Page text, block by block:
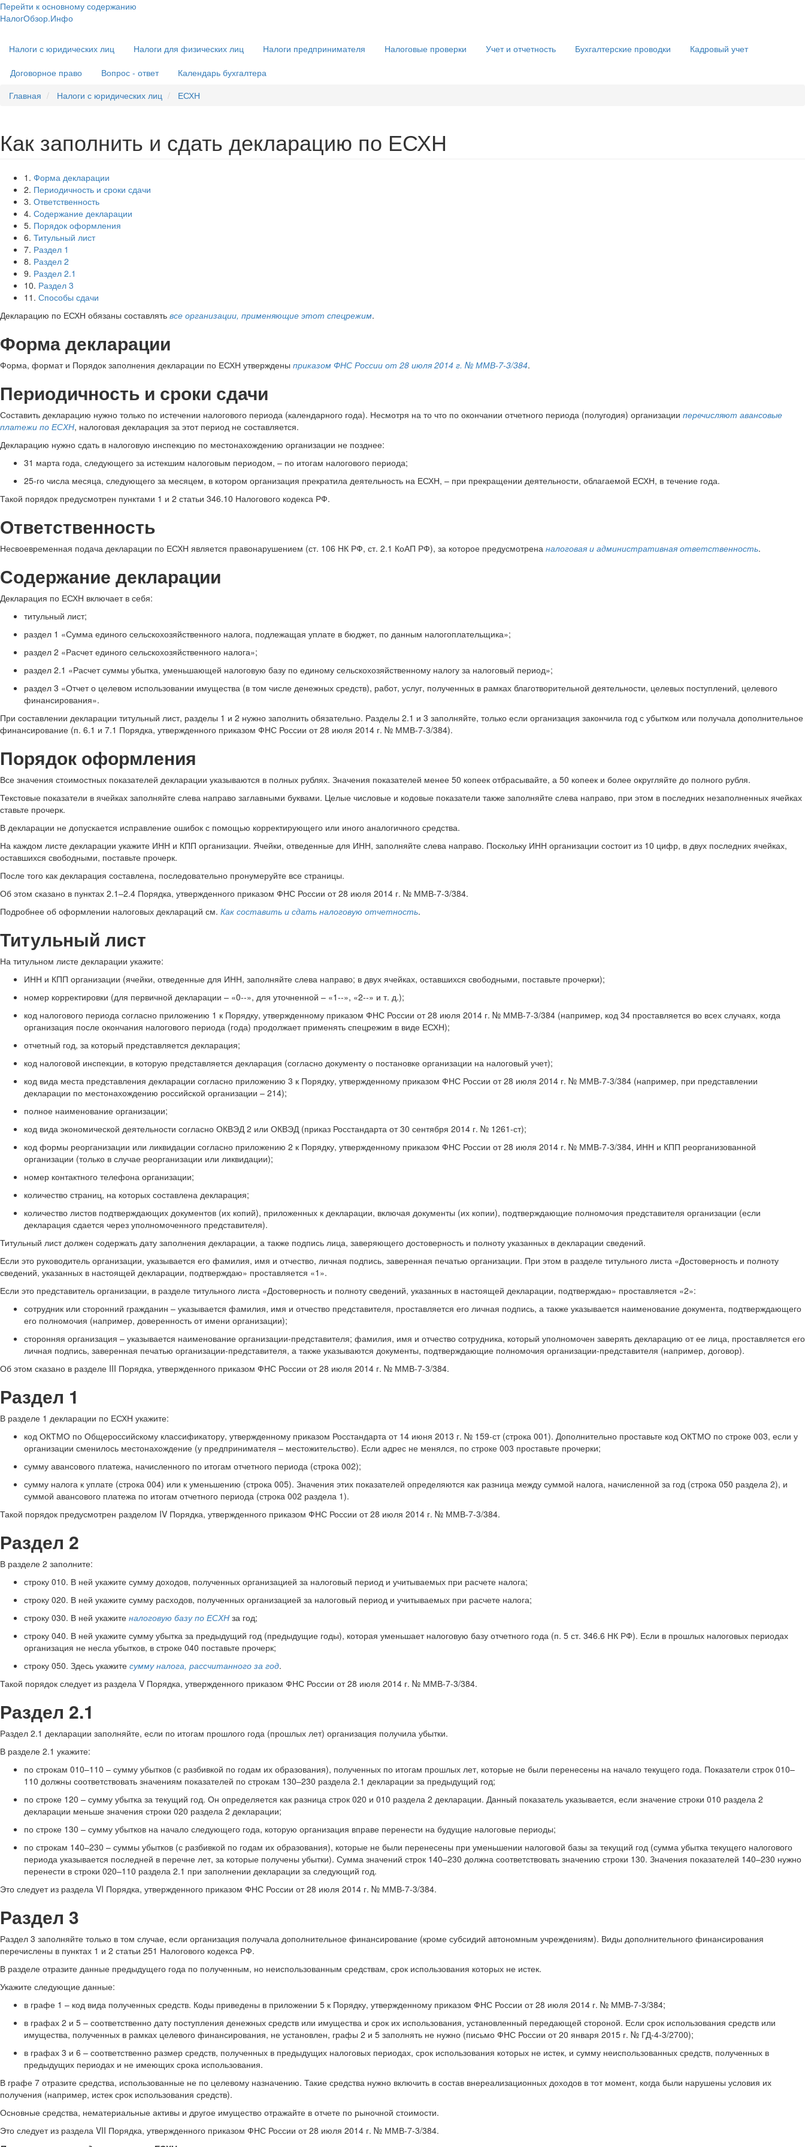
Перейти к основному содержанию
НалогОбзор.Инфо
навигация
Налоги с юридических лиц Налоги для физических лиц Налоги предпринимателя Налоговые проверки Учет и отчетность Бухгалтерские проводки
Кадровый учет
Договорное право
Вопрос - ответ
Календарь бухгалтера
Главная
Налоги с юридических лиц ЕСХН
Как заполнить и сдать декларацию по ЕСХН
1. Форма декларации
2. Периодичность и сроки сдачи
3. Ответственность
4. Содержание декларации
5. Порядок оформления
6. Титульный лист
7. Раздел 1
8. Раздел 2
9. Раздел 2.1
10. Раздел 3
11. Способы сдачи
Декларацию по ЕСХН обязаны составлять все организации, применяющие этот спецрежим.
Форма декларации
Форма, формат и Порядок заполнения декларации по ЕСХН утверждены приказом ФНС России от 28 июля 2014 г. № ММВ-7-3/384.
Периодичность и сроки сдачи
Составить декларацию нужно только по истечении налогового периода (календарного года). Несмотря на то что по окончании отчетного периода (полугодия) организации перечисляют авансовые
платежи по ЕСХН, налоговая декларация за этот период не составляется.
Декларацию нужно сдать в налоговую инспекцию по местонахождению организации не позднее:
31 марта года, следующего за истекшим налоговым периодом, – по итогам налогового периода;
25-го числа месяца, следующего за месяцем, в котором организация прекратила деятельность на ЕСХН, – при прекращении деятельности, облагаемой ЕСХН, в течение года.
Такой порядок предусмотрен пунктами 1 и 2 статьи 346.10 Налогового кодекса РФ.
Ответственность
Несвоевременная подача декларации по ЕСХН является правонарушением (ст. 106 НК РФ, ст. 2.1 КоАП РФ), за которое предусмотрена налоговая и административная ответственность.
Содержание декларации
Декларация по ЕСХН включает в себя:
титульный лист;
раздел 1 «Сумма единого сельскохозяйственного налога, подлежащая уплате в бюджет, по данным налогоплательщика»;
раздел 2 «Расчет единого сельскохозяйственного налога»;
раздел 2.1 «Расчет суммы убытка, уменьшающей налоговую базу по единому сельскохозяйственному налогу за налоговый период»;
раздел 3 «Отчет о целевом использовании имущества (в том числе денежных средств), работ, услуг, полученных в рамках благотворительной деятельности, целевых поступлений, целевого
финансирования».
При составлении декларации титульный лист, разделы 1 и 2 нужно заполнить обязательно. Разделы 2.1 и 3 заполняйте, только если организация закончила год с убытком или получала дополнительное
финансирование (п. 6.1 и 7.1 Порядка, утвержденного приказом ФНС России от 28 июля 2014 г. № ММВ-7-3/384).
Порядок оформления
Все значения стоимостных показателей декларации указываются в полных рублях. Значения показателей менее 50 копеек отбрасывайте, а 50 копеек и более округляйте до полного рубля.
Текстовые показатели в ячейках заполняйте слева направо заглавными буквами. Целые числовые и кодовые показатели также заполняйте слева направо, при этом в последних незаполненных ячейках
ставьте прочерк.
В декларации не допускается исправление ошибок с помощью корректирующего или иного аналогичного средства.
На каждом листе декларации укажите ИНН и КПП организации. Ячейки, отведенные для ИНН, заполняйте слева направо. Поскольку ИНН организации состоит из 10 цифр, в двух последних ячейках,
оставшихся свободными, поставьте прочерк.
После того как декларация составлена, последовательно пронумеруйте все страницы.
Об этом сказано в пунктах 2.1–2.4 Порядка, утвержденного приказом ФНС России от 28 июля 2014 г. № ММВ-7-3/384.
Подробнее об оформлении налоговых деклараций см. Как составить и сдать налоговую отчетность.
Титульный лист
На титульном листе декларации укажите:
ИНН и КПП организации (ячейки, отведенные для ИНН, заполняйте слева направо; в двух ячейках, оставшихся свободными, поставьте прочерки);
номер корректировки (для первичной декларации – «0--», для уточненной – «1--», «2--» и т. д.);
код налогового периода согласно приложению 1 к Порядку, утвержденному приказом ФНС России от 28 июля 2014 г. № ММВ-7-3/384 (например, код 34 проставляется во всех случаях, когда
организация после окончания налогового периода (года) продолжает применять спецрежим в виде ЕСХН);
отчетный год, за который представляется декларация;
код налоговой инспекции, в которую представляется декларация (согласно документу о постановке организации на налоговый учет);
код вида места представления декларации согласно приложению 3 к Порядку, утвержденному приказом ФНС России от 28 июля 2014 г. № ММВ-7-3/384 (например, при представлении
декларации по местонахождению российской организации – 214);
полное наименование организации;
код вида экономической деятельности согласно ОКВЭД 2 или ОКВЭД (приказ Росстандарта от 30 сентября 2014 г. № 1261-ст);
код формы реорганизации или ликвидации согласно приложению 2 к Порядку, утвержденному приказом ФНС России от 28 июля 2014 г. № ММВ-7-3/384, ИНН и КПП реорганизованной
организации (только в случае реорганизации или ликвидации);
номер контактного телефона организации;
количество страниц, на которых составлена декларация;
количество листов подтверждающих документов (их копий), приложенных к декларации, включая документы (их копии), подтверждающие полномочия представителя организации (если
декларация сдается через уполномоченного представителя).
Титульный лист должен содержать дату заполнения декларации, а также подпись лица, заверяющего достоверность и полноту указанных в декларации сведений.
Если это руководитель организации, указывается его фамилия, имя и отчество, личная подпись, заверенная печатью организации. При этом в разделе титульного листа «Достоверность и полноту
сведений, указанных в настоящей декларации, подтверждаю» проставляется «1».
Если это представитель организации, в разделе титульного листа «Достоверность и полноту сведений, указанных в настоящей декларации, подтверждаю» проставляется «2»:
сотрудник или сторонний гражданин – указывается фамилия, имя и отчество представителя, проставляется его личная подпись, а также указывается наименование документа, подтверждающего
его полномочия (например, доверенность от имени организации);
сторонняя организация – указывается наименование организации-представителя; фамилия, имя и отчество сотрудника, который уполномочен заверять декларацию от ее лица, проставляется его
личная подпись, заверенная печатью организации-представителя, а также указываются документы, подтверждающие полномочия организации-представителя (например, договор).
Об этом сказано в разделе III Порядка, утвержденного приказом ФНС России от 28 июля 2014 г. № ММВ-7-3/384.
Раздел 1
В разделе 1 декларации по ЕСХН укажите:
код ОКТМО по Общероссийскому классификатору, утвержденному приказом Росстандарта от 14 июня 2013 г. № 159-ст (строка 001). Дополнительно проставьте код ОКТМО по строке 003, если у
организации сменилось местонахождение (у предпринимателя – местожительство). Если адрес не менялся, по строке 003 проставьте прочерки;
сумму авансового платежа, начисленного по итогам отчетного периода (строка 002);
сумму налога к уплате (строка 004) или к уменьшению (строка 005). Значения этих показателей определяются как разница между суммой налога, начисленной за год (строка 050 раздела 2), и
суммой авансового платежа по итогам отчетного периода (строка 002 раздела 1).
Такой порядок предусмотрен разделом IV Порядка, утвержденного приказом ФНС России от 28 июля 2014 г. № ММВ-7-3/384.
Раздел 2
В разделе 2 заполните:
строку 010. В ней укажите сумму доходов, полученных организацией за налоговый период и учитываемых при расчете налога;
строку 020. В ней укажите сумму расходов, полученных организацией за налоговый период и учитываемых при расчете налога;
строку 030. В ней укажите налоговую базу по ЕСХН за год;
строку 040. В ней укажите сумму убытка за предыдущий год (предыдущие годы), которая уменьшает налоговую базу отчетного года (п. 5 ст. 346.6 НК РФ). Если в прошлых налоговых периодах
организация не несла убытков, в строке 040 поставьте прочерк;
строку 050. Здесь укажите сумму налога, рассчитанного за год.
Такой порядок следует из раздела V Порядка, утвержденного приказом ФНС России от 28 июля 2014 г. № ММВ-7-3/384.
Раздел 2.1
Раздел 2.1 декларации заполняйте, если по итогам прошлого года (прошлых лет) организация получила убытки.
В разделе 2.1 укажите:
по строкам 010–110 – сумму убытков (с разбивкой по годам их образования), полученных по итогам прошлых лет, которые не были перенесены на начало текущего года. Показатели строк 010–
110 должны соответствовать значениям показателей по строкам 130–230 раздела 2.1 декларации за предыдущий год;
по строке 120 – сумму убытка за текущий год. Он определяется как разница строк 020 и 010 раздела 2 декларации. Данный показатель указывается, если значение строки 010 раздела 2
декларации меньше значения строки 020 раздела 2 декларации;
по строке 130 – сумму убытков на начало следующего года, которую организация вправе перенести на будущие налоговые периоды;
по строкам 140–230 – суммы убытков (с разбивкой по годам их образования), которые не были перенесены при уменьшении налоговой базы за текущий год (сумма убытка текущего налогового
периода указывается последней в перечне лет, за которые получены убытки). Сумма значений строк 140–230 должна соответствовать значению строки 130. Значения показателей 140–230 нужно
перенести в строки 020–110 раздела 2.1 при заполнении декларации за следующий год.
Это следует из раздела VI Порядка, утвержденного приказом ФНС России от 28 июля 2014 г. № ММВ-7-3/384.
Раздел 3
Раздел 3 заполняйте только в том случае, если организация получала дополнительное финансирование (кроме субсидий автономным учреждениям). Виды дополнительного финансирования
перечислены в пунктах 1 и 2 статьи 251 Налогового кодекса РФ.
В разделе отразите данные предыдущего года по полученным, но неиспользованным средствам, срок использования которых не истек.
Укажите следующие данные:
в графе 1 – код вида полученных средств. Коды приведены в приложении 5 к Порядку, утвержденному приказом ФНС России от 28 июля 2014 г. № ММВ-7-3/384;
в графах 2 и 5 – соответственно дату поступления денежных средств или имущества и срок их использования, установленный передающей стороной. Если срок использования средств или
имущества, полученных в рамках целевого финансирования, не установлен, графы 2 и 5 заполнять не нужно (письмо ФНС России от 20 января 2015 г. № ГД-4-3/2700);
в графах 3 и 6 – соответственно размер средств, полученных в предыдущих налоговых периодах, срок использования которых не истек, и сумму неиспользованных средств, полученных в
предыдущих периодах и не имеющих срока использования.
В графе 7 отразите средства, использованные не по целевому назначению. Такие средства нужно включить в состав внереализационных доходов в тот момент, когда были нарушены условия их
получения (например, истек срок использования средств).
Основные средства, нематериальные активы и другое имущество отражайте в отчете по рыночной стоимости.
Это следует из раздела VII Порядка, утвержденного приказом ФНС России от 28 июля 2014 г. № ММВ-7-3/384.